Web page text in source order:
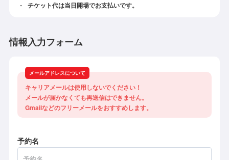
チケット代は当日開場でお支払いです。
情報入力フォーム
メールアドレスについて
キャリアメールは使用しないでください！
メールが届かなくても再送信はできません。
Gmailなどのフリーメールをおすすめします。
予約名